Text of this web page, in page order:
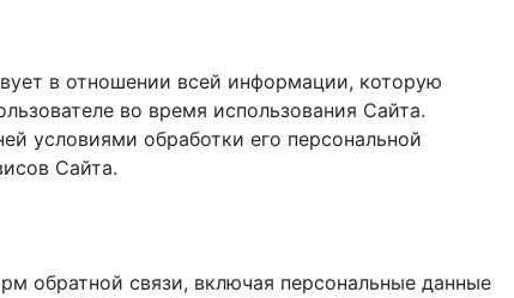
в отношении всей информации, которую
во время использования Cайта.
условиями обработки его персональной
Сайта.
обратной связи, включая персональные данные